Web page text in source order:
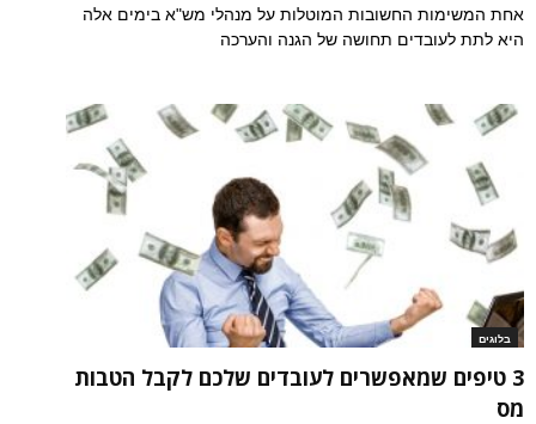
אחת המשימות החשובות המוטלות על מנהלי מש"א בימים אלה
היא לתת לעובדים תחושה של הגנה והערכה
בלוגים
3 טיפים שמאפשרים לעובדים שלכם לקבל הטבות
מס